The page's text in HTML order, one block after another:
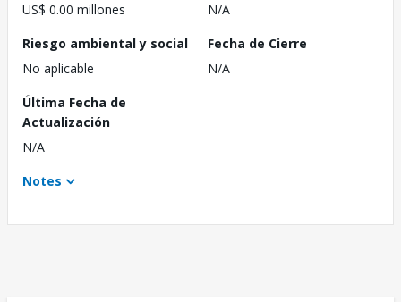
US$ 0.00 millones
N/A
Riesgo ambiental y social
No aplicable
Fecha de Cierre
N/A
Última Fecha de
Actualización
N/A
Notes